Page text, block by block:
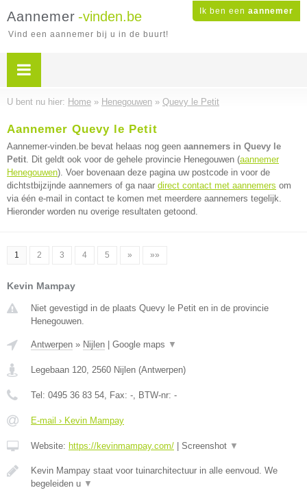
Ik ben een aannemer
Aannemer -vinden.be
Vind een aannemer bij u in de buurt!
U bent nu hier: Home » Henegouwen » Quevy le Petit
Aannemer Quevy le Petit
Aannemer-vinden.be bevat helaas nog geen aannemers in Quevy le
Petit. Dit geldt ook voor de gehele provincie Henegouwen (aannemer
Henegouwen). Voer bovenaan deze pagina uw postcode in voor de
dichtstbijzijnde aannemers of ga naar direct contact met aannemers om
via één e-mail in contact te komen met meerdere aannemers tegelijk.
Hieronder worden nu overige resultaten getoond.
1 2 3 4 5 » »»
Kevin Mampay
Niet gevestigd in de plaats Quevy le Petit en in de provincie
Henegouwen.
Antwerpen » Nijlen Google maps ▼
Legebaan 120, 2560 Nijlen (Antwerpen)
Tel: 0495 36 83 54, Fax: -, BTW-nr: -
E-mail › Kevin Mampay
Website: https://kevinmampay.com/ Screenshot ▼
Kevin Mampay staat voor tuinarchitectuur in alle eenvoud. We
begeleiden u ▼